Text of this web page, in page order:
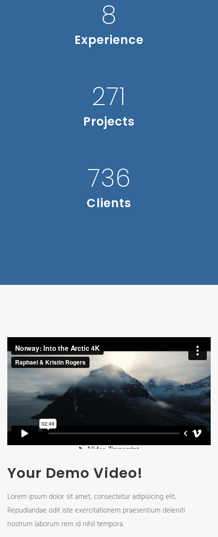
9
Experience
302
Projects
820
Clients
Your Demo Video!
Lorem ipsum dolor sit amet, consectetur adipisicing elit.
Repudiandae odit iste exercitationem praesentium deleniti
nostrum laborum rem id nihil tempora.